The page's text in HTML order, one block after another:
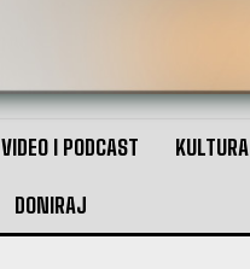
VIDEO I PODCAST KULTURA
DONIRAJ